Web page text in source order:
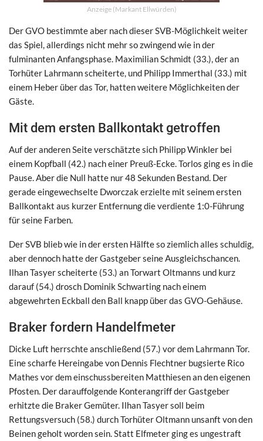
Anzeige (Markant Ellwürden)
Der GVO bestimmte aber nach dieser SVB-Möglichkeit weiter
das Spiel, allerdings nicht mehr so zwingend wie in der
fulminanten Anfangsphase. Maximilian Schmidt (33.), der an
Torhüter Lahrmann scheiterte, und Philipp Immerthal (33.) mit
einem Heber über das Tor, hatten weitere Möglichkeiten der
Gäste.
Mit dem ersten Ballkontakt getroffen
Auf der anderen Seite verschätzte sich Philipp Winkler bei
einem Kopfball (42.) nach einer Preuß-Ecke. Torlos ging es in die
Pause. Aber die Null hatte nur 48 Sekunden Bestand. Der
gerade eingewechselte Dworczak erzielte mit seinem ersten
Ballkontakt aus kurzer Entfernung die verdiente 1:0-Führung
für seine Farben.
Der SVB blieb wie in der ersten Hälfte so ziemlich alles schuldig,
aber dennoch hatte der Gastgeber seine Ausgleichschancen.
Ilhan Tasyer scheiterte (53.) an Torwart Oltmanns und kurz
darauf (54.) drosch Dominik Schwarting nach einem
abgewehrten Eckball den Ball knapp über das GVO-Gehäuse.
Braker fordern Handelfmeter
Dicke Luft herrschte anschließend (57.) vor dem Lahrmann Tor.
Eine scharfe Hereingabe von Dennis Flechtner bugsierte Rico
Mathes vor dem einschussbereiten Matthiesen an den eigenen
Pfosten. Der darauffolgende Konterangriff der Gastgeber
erhitzte die Braker Gemüter. Ilhan Tasyer soll beim
Rettungsversuch (58.) durch Torhüter Oltmann unsanft von den
Beinen geholt worden sein. Statt Elfmeter ging es ungestraft